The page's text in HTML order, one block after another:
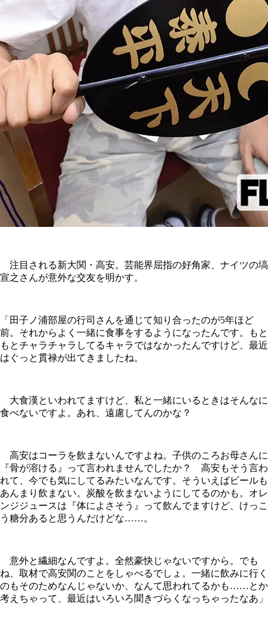
注目される新大関・高安。芸能界屈指の好角家、ナイツの塙
宣之さんが意外な交友を明かす。
「田子ノ浦部屋の行司さんを通じて知り合ったのが5年ほど
前。それからよく一緒に食事をするようになったんです。もと
もとチャラチャラしてるキャラではなかったんですけど、最近
はぐっと貫禄が出てきましたね。
大食漢といわれてますけど、私と一緒にいるときはそんなに
食べないですよ。あれ、遠慮してんのかな？
高安はコーラを飲まないんですよね。子供のころお母さんに
『骨が溶ける』って言われませんでしたか？ 高安もそう言わ
れて、今でも気にしてるみたいなんです。そういえばビールも
あんまり飲まない。炭酸を飲まないようにしてるのかも。オレ
ンジジュースは『体によさそう』って飲んでますけど、けっこ
う糖分あると思うんだけどな……。
意外と繊細なんですよ。全然豪快じゃないですから。でも
ね、取材で高安関のことをしゃべるでしょ。一緒に飲みに行く
のもそのためなんじゃないか、なんて思われてるかも……とか
考えちゃって、最近はいろいろ聞きづらくなっちゃったなあ」